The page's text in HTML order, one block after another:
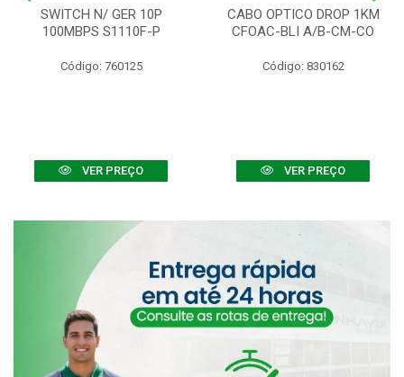
SWITCH N/ GER 10P
100MBPS S1110F-P
Código: 760125
VER PREÇO
CABO OPTICO DROP 1KM
CFOAC-BLI A/B-CM-CO
Código: 830162
VER PREÇO